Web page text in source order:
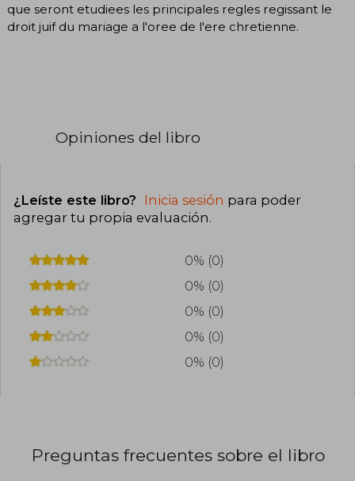
que seront etudiees les principales regles regissant le
droit juif du mariage a l'oree de l'ere chretienne.
Opiniones del libro
¿Leíste este libro? Inicia sesión para poder
agregar tu propia evaluación.
0% (0)
0% (0)
0% (0)
0% (0)
0% (0)
Preguntas frecuentes sobre el libro